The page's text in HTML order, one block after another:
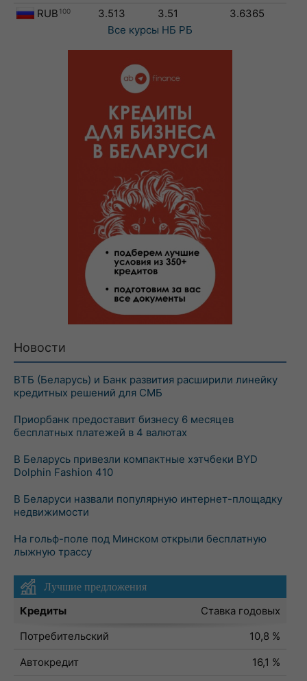
RUB 100 3.513 3.51
3.6365
Все курсы НБ РБ
Новости
ВТБ (Беларусь) и Банк развития расширили линейку
кредитных решений для СМБ
Приорбанк предоставит бизнесу 6 месяцев
бесплатных платежей в 4 валютах
В Беларусь привезли компактные хэтчбеки BYD
Dolphin Fashion 410
В Беларуси назвали популярную интернет-площадку
недвижимости
На гольф-поле под Минском открыли бесплатную
лыжную трассу
Лучшие предложения
Кредиты
Ставка годовых
Потребительский
10,8 %
Автокредит
16,1 %